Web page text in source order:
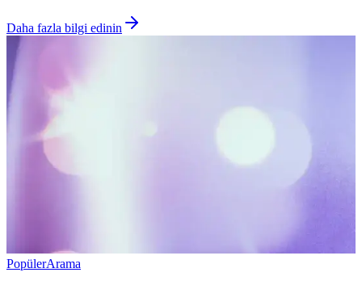
Daha fazla bilgi edinin
PopülerArama